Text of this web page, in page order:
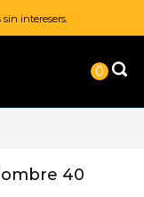
interesers.
0
40